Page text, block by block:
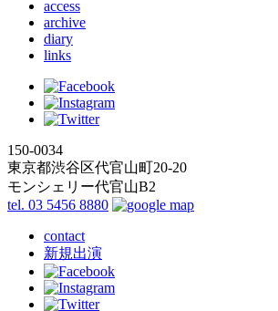
access
archive
diary
links
150-0034
東京都渋谷区代官山町20-20
モンシェリー代官山B2
tel. 03 5456 8880
contact
新規出演